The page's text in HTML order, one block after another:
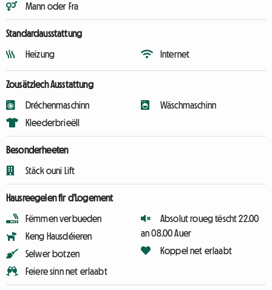
Mann oder Fra
Standardausstattung
Heizung Internet
Zousätzlech Ausstattung
Dréchenmaschinn
Kleederbrieëll
Wäschmaschinn
Besonderheeten
Stäck ouni Lift
Hausreegelen fir d'Logement
Fëmmen verbueden
Keng Hausdéieren
Selwer botzen
Feiere sinn net erlaabt
Absolut roueg tëscht 22.00
an 08.00 Auer
Koppel net erlaabt